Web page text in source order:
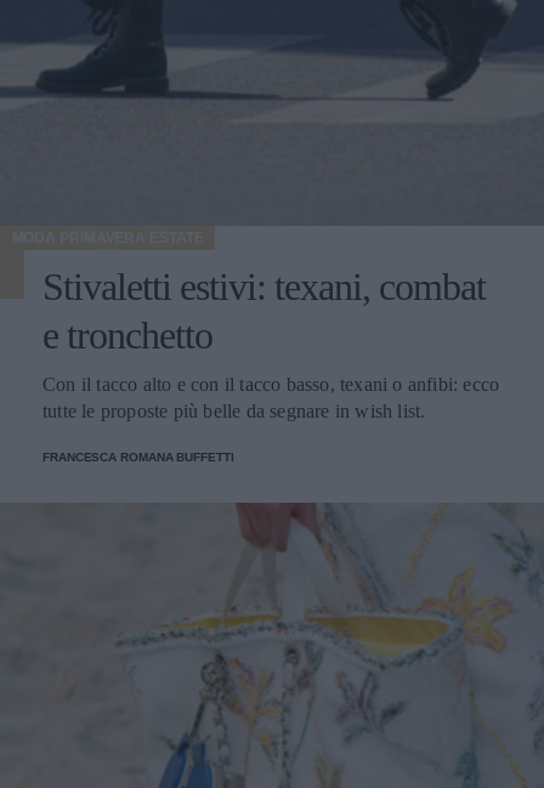
MODA PRIMAVERA ESTATE
Stivaletti estivi: texani, combat
e tronchetto
Con il tacco alto e con il tacco basso, texani o anfibi: ecco
tutte le proposte più belle da segnare in wish list.
FRANCESCA ROMANA BUFFETTI